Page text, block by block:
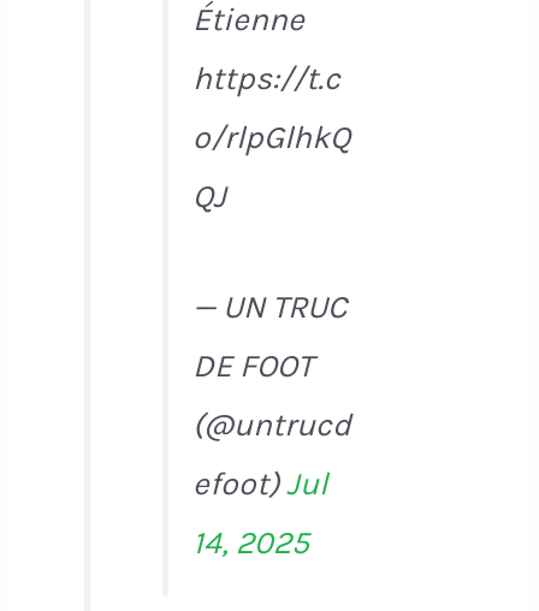
Étienne
https://t.c
o/rlpGlhkQ
QJ
— UN TRUC
DE FOOT
(@untrucd
efoot)Jul
14, 2025